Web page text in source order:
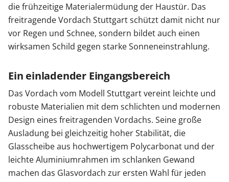
die frühzeitige Materialermüdung der Haustür. Das
freitragende Vordach Stuttgart schützt damit nicht nur
vor Regen und Schnee, sondern bildet auch einen
wirksamen Schild gegen starke Sonneneinstrahlung.
Ein einladender Eingangsbereich
Das Vordach vom Modell Stuttgart vereint leichte und
robuste Materialien mit dem schlichten und modernen
Design eines freitragenden Vordachs. Seine große
Ausladung bei gleichzeitig hoher Stabilität, die
Glasscheibe aus hochwertigem Polycarbonat und der
leichte Aluminiumrahmen im schlanken Gewand
machen das Glasvordach zur ersten Wahl für jeden